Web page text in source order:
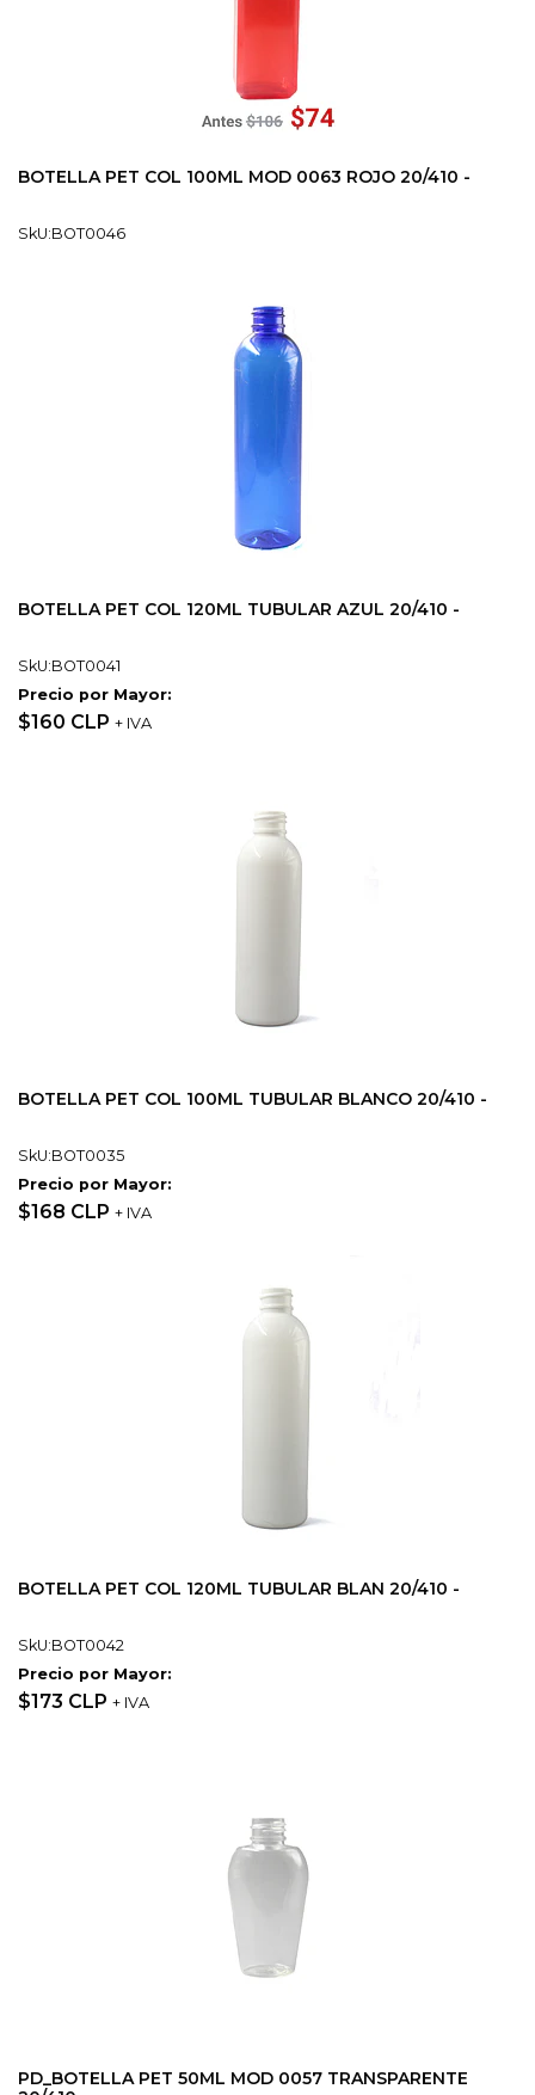
BOTELLA PET COL 100ML MOD 0063 ROJO 20/410 -
SkU:BOT0046
BOTELLA PET COL 120ML TUBULAR AZUL 20/410 -
SkU:BOT0041
Precio por Mayor:
$160 CLP + IVA
BOTELLA PET COL 100ML TUBULAR BLANCO 20/410 -
SkU:BOT0035
Precio por Mayor:
$168 CLP + IVA
BOTELLA PET COL 120ML TUBULAR BLAN 20/410 -
SkU:BOT0042
Precio por Mayor:
$173 CLP + IVA
PD_BOTELLA PET 50ML MOD 0057 TRANSPARENTE